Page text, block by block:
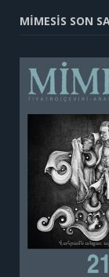
MİMESİS SON